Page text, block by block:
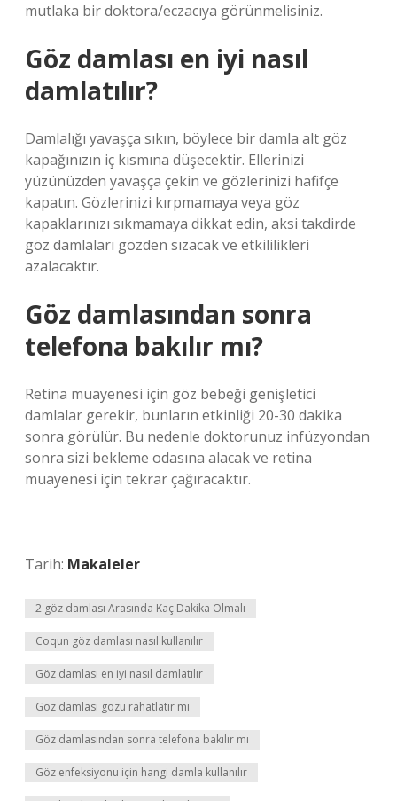
mutlaka bir doktora/eczacıya görünmelisiniz.
Göz damlası en iyi nasıl
damlatılır?
Damlalığı yavaşça sıkın, böylece bir damla alt göz
kapağınızın iç kısmına düşecektir. Ellerinizi
yüzünüzden yavaşça çekin ve gözlerinizi hafifçe
kapatın. Gözlerinizi kırpmamaya veya göz
kapaklarınızı sıkmamaya dikkat edin, aksi takdirde
göz damlaları gözden sızacak ve etkililikleri
azalacaktır.
Göz damlasından sonra
telefona bakılır mı?
Retina muayenesi için göz bebeği genişletici
damlalar gerekir, bunların etkinliği 20-30 dakika
sonra görülür. Bu nedenle doktorunuz infüzyondan
sonra sizi bekleme odasına alacak ve retina
muayenesi için tekrar çağıracaktır.
Tarih: Makaleler
2 göz damlası Arasında Kaç Dakika Olmalı
Coqun göz damlası nasıl kullanılır
Göz damlası en iyi nasıl damlatılır
Göz damlası gözü rahatlatır mı
Göz damlasından sonra telefona bakılır mı
Göz enfeksiyonu için hangi damla kullanılır